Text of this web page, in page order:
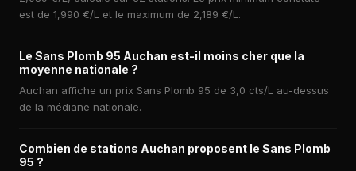
est de 1,990 €/L et le maximum de 2,189 €/L.
Le Sans Plomb 95 Auchan est-il moins cher que la
moyenne nationale ?
Auchan affiche un prix Sans Plomb 95 de 3,0 cts/L au-dessus
de la médiane nationale.
Combien de stations Auchan proposent le Sans Plomb
95 ?